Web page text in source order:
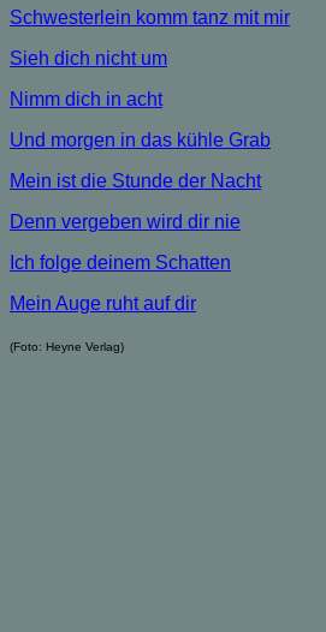
Schwesterlein komm tanz mit mir
Sieh dich nicht um
Nimm dich in acht
Und morgen in das kühle Grab
Mein ist die Stunde der Nacht
Denn vergeben wird dir nie
Ich folge deinem Schatten
Mein Auge ruht auf dir
(Foto: Heyne Verlag)